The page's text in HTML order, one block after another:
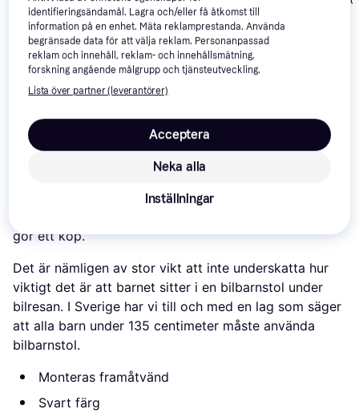
Grey Stone
461 kr
TataWay Bilstol Frozen
349 kr
Om produkten
det billigaste priset just nu hos 1 butik.
Även om ett bilbälte skyddar till viss del, är det inget
att veta vilken modell som passar ditt barn och din bil
gör ett köp.
Det är nämligen av stor vikt att inte underskatta hur
viktigt det är att barnet sitter i en bilbarnstol under
bilresan. I Sverige har vi till och med en lag som säger
att alla barn under 135 centimeter måste använda
bilbarnstol.
Monteras framåtvänd
Svart färg
identifieringsändamål. Lagra och/eller få åtkomst till
information på en enhet. Mäta reklamprestanda. Använda
begränsade data för att välja reklam. Personanpassad
reklam och innehåll, reklam- och innehållsmätning,
forskning angående målgrupp och tjänsteutveckling.
Lista över partner (leverantörer)
Neka alla
Acceptera
Inställningar